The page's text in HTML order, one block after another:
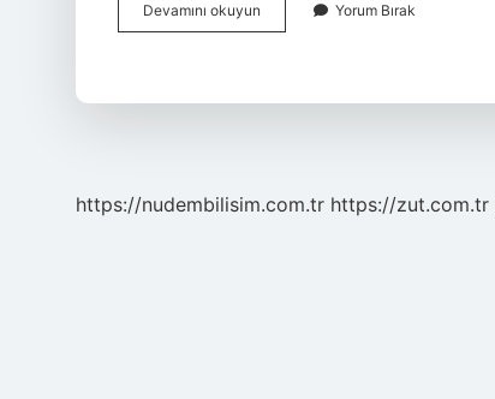
Devamını okuyun
Beden
Yorum Bırak
https://nudembilisim.com.tr https://zut.com.tr